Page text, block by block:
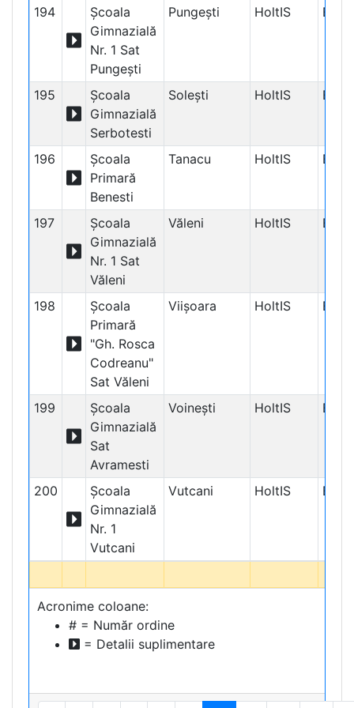
194
Școala
Gimnazială
Nr. 1 Sat
Pungești
Pungești HoltIS
195
Școala
Gimnazială
Serbotesti
Solești HoltIS
196
Școala
Primară
Benesti
Tanacu HoltIS
197
Școala
Gimnazială
Nr. 1 Sat
Văleni
Văleni HoltIS
198
Școala
Primară
"Gh. Rosca
Codreanu"
Sat Văleni
Viișoara HoltIS
199
Școala
Gimnazială
Sat
Avramesti
Voinești HoltIS
200
Școala
Gimnazială
Nr. 1
Vutcani
Vutcani HoltIS
Acronime coloane:
# = Număr ordine
= Detalii suplimentare